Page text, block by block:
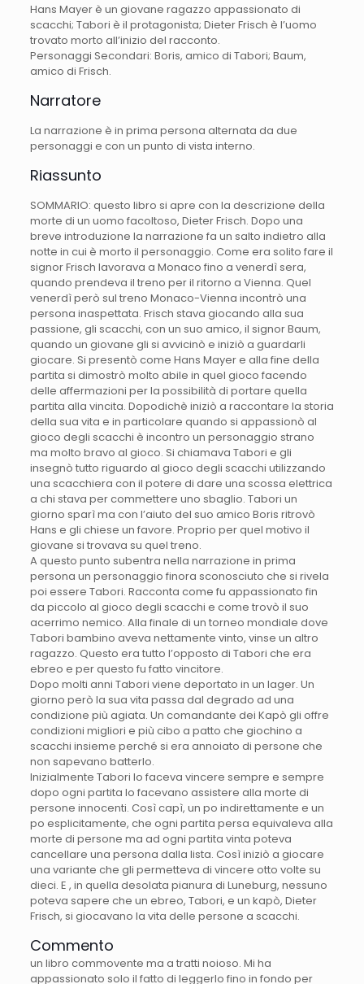
Hans Mayer è un giovane ragazzo appassionato di
scacchi; Tabori è il protagonista; Dieter Frisch è l’uomo
trovato morto all’inizio del racconto.
Personaggi Secondari: Boris, amico di Tabori; Baum,
amico di Frisch.
Narratore
La narrazione è in prima persona alternata da due
personaggi e con un punto di vista interno.
Riassunto
SOMMARIO: questo libro si apre con la descrizione della
morte di un uomo facoltoso, Dieter Frisch. Dopo una
breve introduzione la narrazione fa un salto indietro alla
notte in cui è morto il personaggio. Come era solito fare il
signor Frisch lavorava a Monaco fino a venerdì sera,
quando prendeva il treno per il ritorno a Vienna. Quel
venerdì però sul treno Monaco-Vienna incontrò una
persona inaspettata. Frisch stava giocando alla sua
passione, gli scacchi, con un suo amico, il signor Baum,
quando un giovane gli si avvicinò e iniziò a guardarli
giocare. Si presentò come Hans Mayer e alla fine della
partita si dimostrò molto abile in quel gioco facendo
delle affermazioni per la possibilità di portare quella
partita alla vincita. Dopodichè iniziò a raccontare la storia
della sua vita e in particolare quando si appassionò al
gioco degli scacchi è incontro un personaggio strano
ma molto bravo al gioco. Si chiamava Tabori e gli
insegnò tutto riguardo al gioco degli scacchi utilizzando
una scacchiera con il potere di dare una scossa elettrica
a chi stava per commettere uno sbaglio. Tabori un
giorno sparì ma con l’aiuto del suo amico Boris ritrovò
Hans e gli chiese un favore. Proprio per quel motivo il
giovane si trovava su quel treno.
A questo punto subentra nella narrazione in prima
persona un personaggio finora sconosciuto che si rivela
poi essere Tabori. Racconta come fu appassionato fin
da piccolo al gioco degli scacchi e come trovò il suo
acerrimo nemico. Alla finale di un torneo mondiale dove
Tabori bambino aveva nettamente vinto, vinse un altro
ragazzo. Questo era tutto l’opposto di Tabori che era
ebreo e per questo fu fatto vincitore.
Dopo molti anni Tabori viene deportato in un lager. Un
giorno però la sua vita passa dal degrado ad una
condizione più agiata. Un comandante dei Kapò gli offre
condizioni migliori e più cibo a patto che giochino a
scacchi insieme perché si era annoiato di persone che
non sapevano batterlo.
Inizialmente Tabori lo faceva vincere sempre e sempre
dopo ogni partita lo facevano assistere alla morte di
persone innocenti. Così capì, un po indirettamente e un
po esplicitamente, che ogni partita persa equivaleva alla
morte di persone ma ad ogni partita vinta poteva
cancellare una persona dalla lista. Così iniziò a giocare
una variante che gli permetteva di vincere otto volte su
dieci. E , in quella desolata pianura di Luneburg, nessuno
poteva sapere che un ebreo, Tabori, e un kapò, Dieter
Frisch, si giocavano la vita delle persone a scacchi.
Commento
un libro commovente ma a tratti noioso. Mi ha
appassionato solo il fatto di leggerlo fino in fondo per